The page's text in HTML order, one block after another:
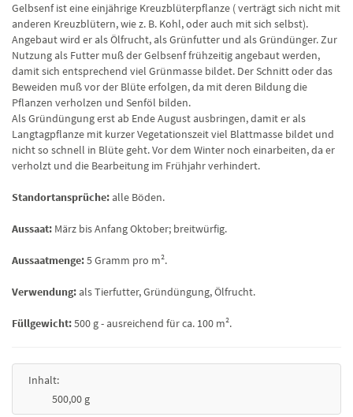
Gelbsenf ist eine einjährige Kreuzblüterpflanze ( verträgt sich nicht mit
anderen Kreuzblütern, wie z. B. Kohl, oder auch mit sich selbst).
Angebaut wird er als Ölfrucht, als Grünfutter und als Gründünger. Zur
Nutzung als Futter muß der Gelbsenf frühzeitig angebaut werden,
damit sich entsprechend viel Grünmasse bildet. Der Schnitt oder das
Beweiden muß vor der Blüte erfolgen, da mit deren Bildung die
Pflanzen verholzen und Senföl bilden.
Als Gründüngung erst ab Ende August ausbringen, damit er als
Langtagpflanze mit kurzer Vegetationszeit viel Blattmasse bildet und
nicht so schnell in Blüte geht. Vor dem Winter noch einarbeiten, da er
verholzt und die Bearbeitung im Frühjahr verhindert.
Standortansprüche: alle Böden.
Aussaat: März bis Anfang Oktober; breitwürfig.
Aussaatmenge:5 Gramm pro m².
Verwendung: als Tierfutter, Gründüngung, Ölfrucht.
Füllgewicht:500 g - ausreichend für ca. 100 m².
Inhalt:
500,00 g